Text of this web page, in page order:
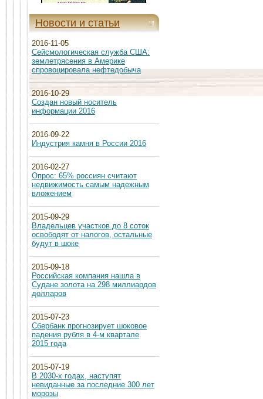
Новости и статьи
2016-11-05
Сейсмологическая служба США:
землетрясения в Америке
спровоцировала нефтедобыча
2016-10-29
Создан новый носитель
информации 2016
2016-09-22
Индустрия камня в России 2016
2016-02-27
Опрос: 65% россиян считают
недвижимость самым надежным
вложением
2015-09-29
Владельцев участков до 8 соток
освободят от налогов, остальные
будут в шоке
2015-09-18
Российская компания нашла в
Судане золота на 298 миллиардов
долларов
2015-07-23
Сбербанк прогнозирует шоковое
падения рубля в 4-м квартале
2015 года
2015-07-19
В 2030-х годах, наступят
невиданные за последние 300 лет
морозы